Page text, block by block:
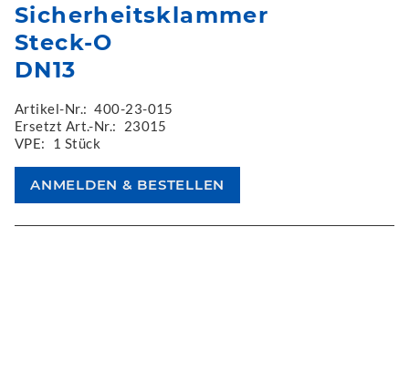
Sicherheitsklammer
Steck-O
DN13
Artikel-Nr.: 400-23-015
Ersetzt Art.-Nr.:
23015
VPE:
1 Stück